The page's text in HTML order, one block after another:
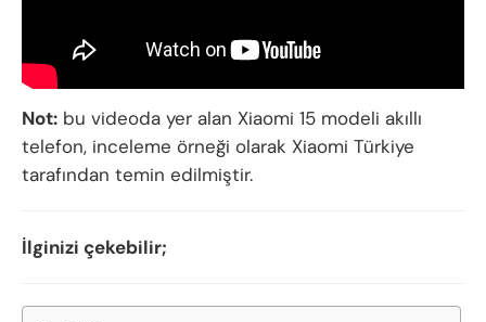
Not: bu videoda yer alan Xiaomi 15 modeli akıllı
telefon, inceleme örneği olarak Xiaomi Türkiye
tarafından temin edilmiştir.
İlginizi çekebilir;